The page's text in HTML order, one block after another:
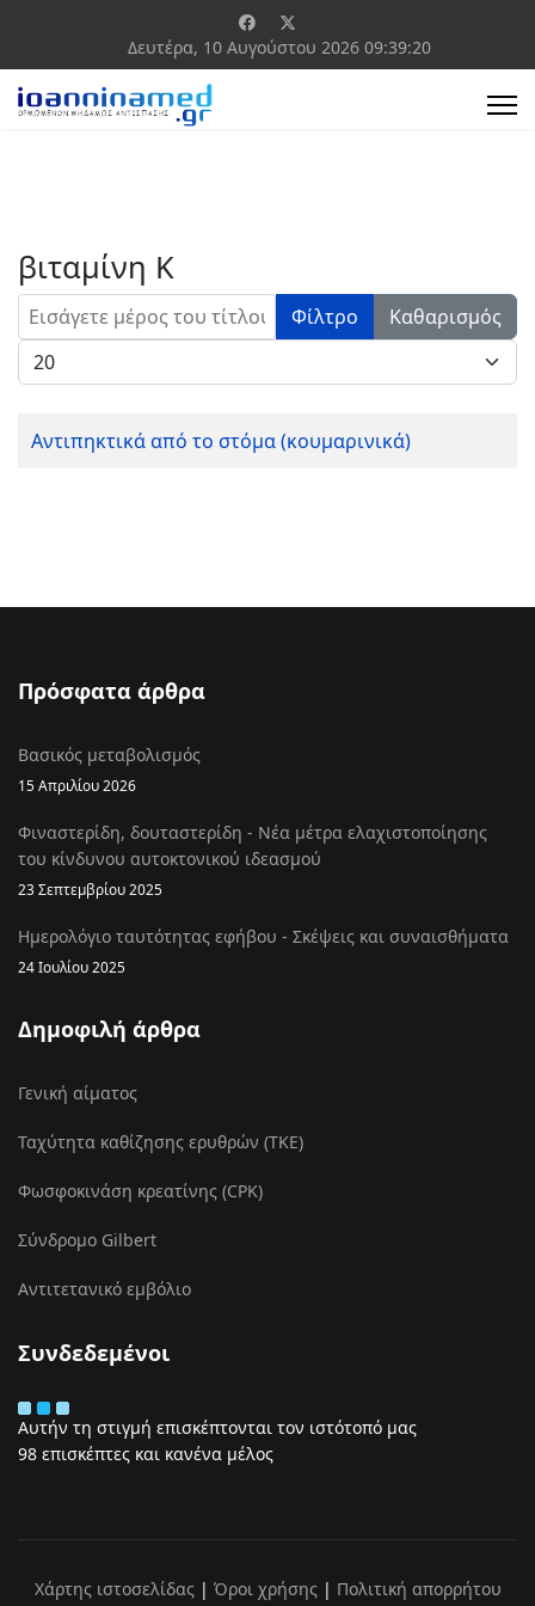
Δευτέρα, 10 Αυγούστου 2026 09:39:20
βιταμίνη Κ
Εισάγετε μέρος του τίτλου. Φίλτρο
Καθαρισμός
Εμφάνιση #
Αντιπηκτικά από το στόμα (κουμαρινικά)
Πρόσφατα άρθρα
Βασικός μεταβολισμός
15 Απριλίου 2026
Φιναστερίδη, δουταστερίδη - Νέα μέτρα ελαχιστοποίησης
του κίνδυνου αυτοκτονικού ιδεασμού
23 Σεπτεμβρίου 2025
Ημερολόγιο ταυτότητας εφήβου - Σκέψεις και συναισθήματα
24 Ιουλίου 2025
Δημοφιλή άρθρα
Γενική αίματος
Ταχύτητα καθίζησης ερυθρών (ΤΚΕ)
Φωσφοκινάση κρεατίνης (CPK)
Σύνδρομο Gilbert
Αντιτετανικό εμβόλιο
Συνδεδεμένοι
Αυτήν τη στιγμή επισκέπτονται τον ιστότοπό μας
98 επισκέπτες και κανένα μέλος
Χάρτης ιστοσελίδας| Όροι χρήσης| Πολιτική απορρήτου